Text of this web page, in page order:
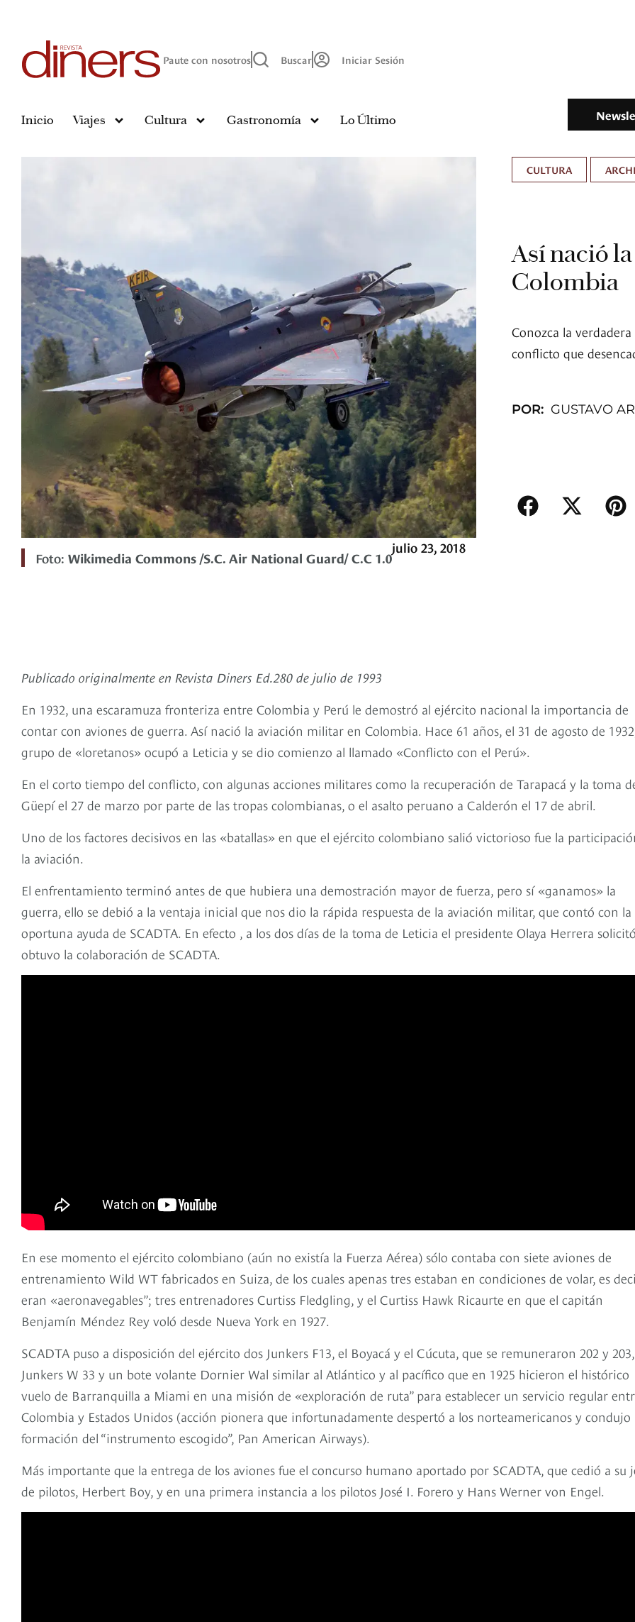
Paute con nosotros Buscar Iniciar Sesión
Inicio Viajes Cultura Gastronomía Lo Último
Foto: Wikimedia Commons /S.C. Air National Guard/ C.C 1.0
julio 23, 2018
CULTURA
Así nació
Colombia
Conozca la
conflicto que
POR: GUSTAVO
Publicado originalmente en Revista Diners Ed.280 de julio de 1993
En 1932, una escaramuza fronteriza entre Colombia y Perú le demostró al ejército nacional la importancia de
contar con aviones de guerra. Así nació la aviación militar en Colombia. Hace 61 años, el 31 de agosto de
grupo de «loretanos» ocupó a Leticia y se dio comienzo al llamado «Conflicto con el Perú».
En el corto tiempo del conflicto, con algunas acciones militares como la recuperación de Tarapacá y la toma
Güepí el 27 de marzo por parte de las tropas colombianas, o el asalto peruano a Calderón el 17 de abril.
Uno de los factores decisivos en las «batallas» en que el ejército colombiano salió victorioso fue la
la aviación.
El enfrentamiento terminó antes de que hubiera una demostración mayor de fuerza, pero sí «ganamos» la
guerra, ello se debió a la ventaja inicial que nos dio la rápida respuesta de la aviación militar, que contó con la
oportuna ayuda de SCADTA. En efecto , a los dos días de la toma de Leticia el presidente Olaya Herrera
obtuvo la colaboración de SCADTA.
En ese momento el ejército colombiano (aún no existía la Fuerza Aérea) sólo contaba con siete aviones de
entrenamiento Wild WT fabricados en Suiza, de los cuales apenas tres estaban en condiciones de volar, es
eran «aeronavegables”; tres entrenadores Curtiss Fledgling, y el Curtiss Hawk Ricaurte en que el capitán
Benjamín Méndez Rey voló desde Nueva York en 1927.
SCADTA puso a disposición del ejército dos Junkers F13, el Boyacá y el Cúcuta, que se remuneraron 202 y
Junkers W 33 y un bote volante Dornier Wal similar al Atlántico y al pacífico que en 1925 hicieron el histórico
vuelo de Barranquilla a Miami en una misión de «exploración de ruta” para establecer un servicio regular
Colombia y Estados Unidos (acción pionera que infortunadamente despertó a los norteamericanos y condujo
formación del “instrumento escogido”, Pan American Airways).
Más importante que la entrega de los aviones fue el concurso humano aportado por SCADTA, que cedió a su
de pilotos, Herbert Boy, y en una primera instancia a los pilotos José I. Forero y Hans Werner von Engel.